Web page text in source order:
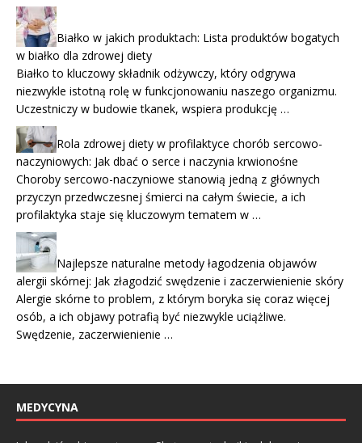
Białko w jakich produktach: Lista produktów bogatych
w białko dla zdrowej diety
Białko to kluczowy składnik odżywczy, który odgrywa
niezwykle istotną rolę w funkcjonowaniu naszego organizmu.
Uczestniczy w budowie tkanek, wspiera produkcję …
Rola zdrowej diety w profilaktyce chorób sercowo-
naczyniowych: Jak dbać o serce i naczynia krwionośne
Choroby sercowo-naczyniowe stanowią jedną z głównych
przyczyn przedwczesnej śmierci na całym świecie, a ich
profilaktyka staje się kluczowym tematem w …
Najlepsze naturalne metody łagodzenia objawów
alergii skórnej: Jak złagodzić swędzenie i zaczerwienienie skóry
Alergie skórne to problem, z którym boryka się coraz więcej
osób, a ich objawy potrafią być niezwykle uciążliwe.
Swędzenie, zaczerwienienie …
MEDYCYNA